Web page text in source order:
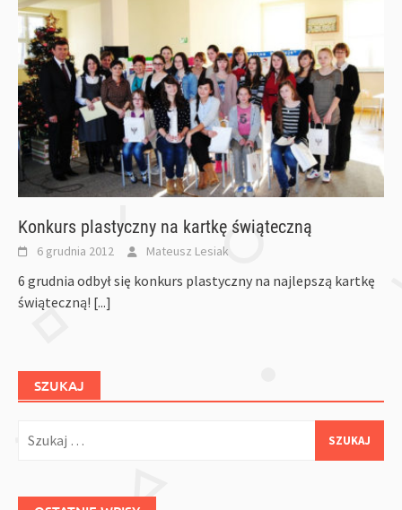
Konkurs plastyczny na kartkę świąteczną
6 grudnia 2012 Mateusz Lesiak
6 grudnia odbył się konkurs plastyczny na najlepszą kartkę
świąteczną! [...]
SZUKAJ